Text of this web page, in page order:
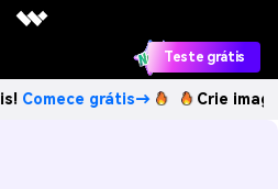
Teste grátis
grátis→ Crie imagens com